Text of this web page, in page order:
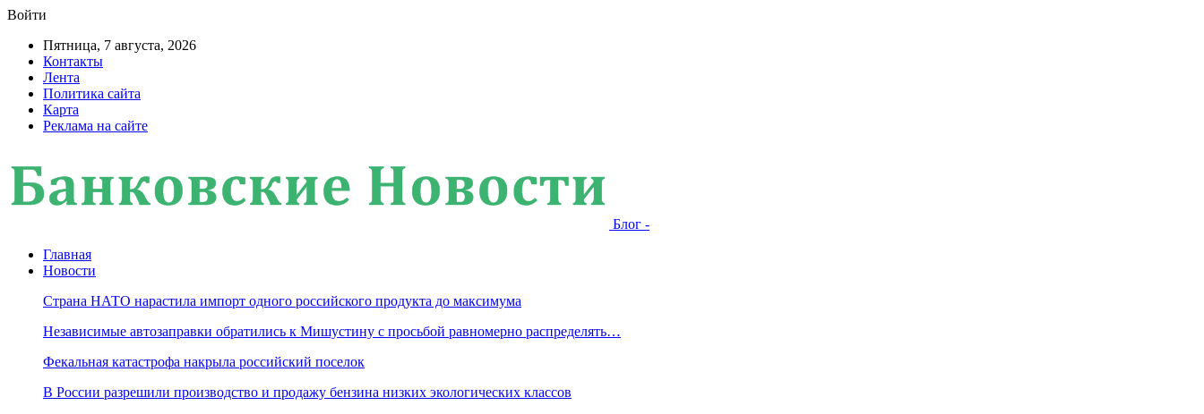
Войти
Пятница, 7 августа, 2026
Контакты
Лента
Политика сайта
Карта
Реклама на сайте
Блог -
Главная
Новости
Страна НАТО нарастила импорт одного российского продукта до максимума
Независимые автозаправки обратились к Мишустину с просьбой равномерно распределять…
Фекальная катастрофа накрыла российский поселок
В России разрешили производство и продажу бензина низких экологических классов